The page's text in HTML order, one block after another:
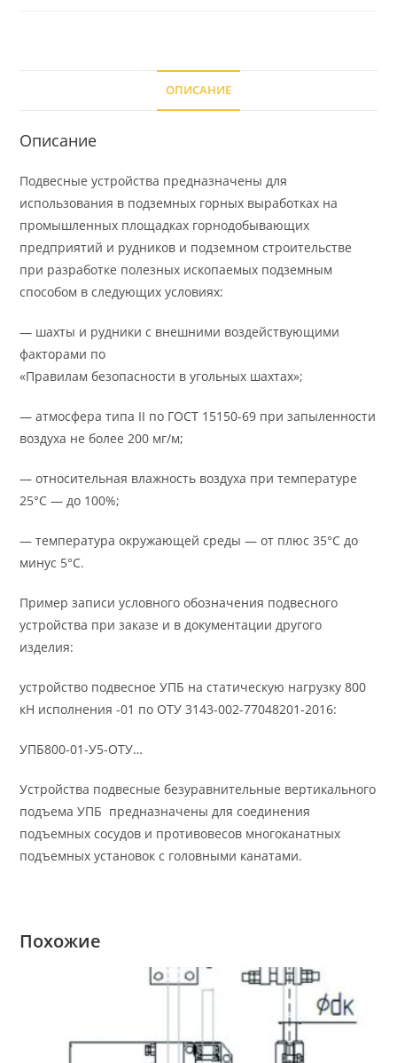
ОПИСАНИЕ
Описание
Подвесные устройства предназначены для
использования в подземных горных выработках на
промышленных площадках горнодобывающих
предприятий и рудников и подземном строительстве
при разработке полезных ископаемых подземным
способом в следующих условиях:
— шахты и рудники с внешними воздействующими
факторами по
«Правилам безопасности в угольных шахтах»;
— атмосфера типа II по ГОСТ 15150-69 при запыленности
воздуха не более 200 мг/м;
— относительная влажность воздуха при температуре
25°С — до 100%;
— температура окружающей среды — от плюс 35°С до
минус 5°С.
Пример записи условного обозначения подвесного
устройства при заказе и в документации другого
изделия:
устройство подвесное УПБ на статическую нагрузку 800
кН исполнения -01 по ОТУ 3143-002-77048201-2016:
УПБ800-01-У5-ОТУ…
Устройства подвесные безуравнительные вертикального
подъема УПБ предназначены для соединения
подъемных сосудов и противовесов многоканатных
подъемных установок с головными канатами.
Похожие